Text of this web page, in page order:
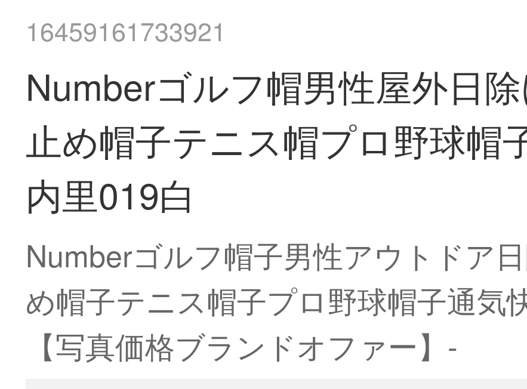
16459161733921
Numberゴルフ帽男性屋外日
止め帽子テニス帽プロ野球帽
内里019白
Numberゴルフ帽子男性アウトドア
め帽子テニス帽子プロ野球帽子通気
【写真価格ブランドオファー】-